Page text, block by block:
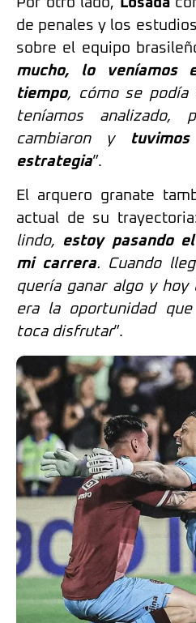
de penales y los
sobre el equipo
mucho, lo veníamos
tiempo, cómo se podía
teníamos analizado,
cambiaron y
estrategia”.
El arquero granate
actual de su
lindo, estoy pasando
mi carrera. Cuando
quería ganar algo y
era la oportunidad
toca disfrutar”.